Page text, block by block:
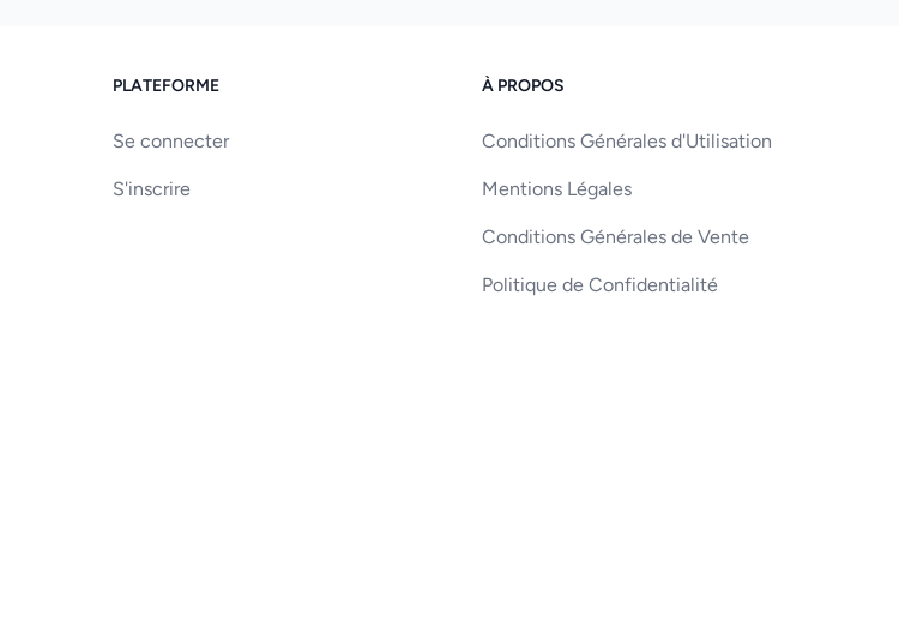
PLATEFORME
Se connecter
S'inscrire
À PROPOS
Conditions Générales d'Utilisation
Mentions Légales
Conditions Générales de Vente
Politique de Confidentialité